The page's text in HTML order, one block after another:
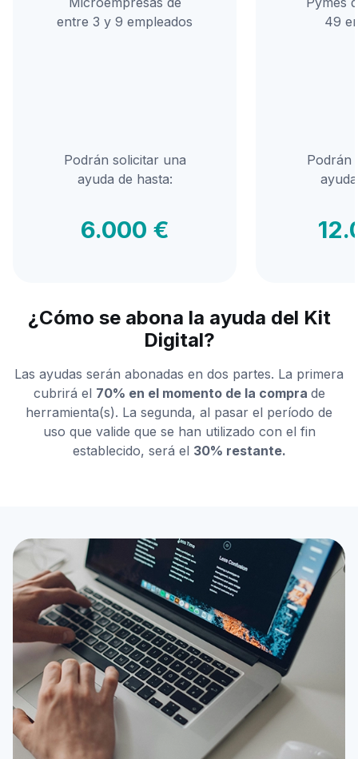
entre 3 y 9 empleados
Podrán solicitar una
ayuda de hasta:
6.000 €
49
Podrán
¿Cómo se abona la ayuda del Kit
Digital?
Las ayudas serán abonadas en dos partes. La primera
cubrirá el 70% en el momento de la compra de
herramienta(s). La segunda, al pasar el período de
uso que valide que se han utilizado con el fin
establecido, será el 30% restante.